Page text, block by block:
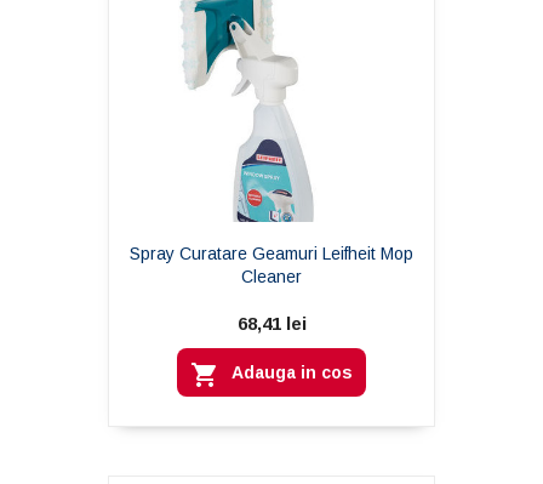
Spray Curatare Geamuri Leifheit Mop
Cleaner
68,41 lei
 Adauga in cos